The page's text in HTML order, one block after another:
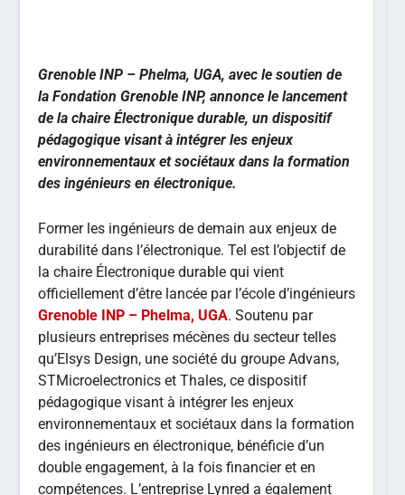
Grenoble INP – Phelma, UGA, avec le soutien de
la Fondation Grenoble INP, annonce lelancement
de la chaire Électronique durable, un dispositif
pédagogique visant à intégrer les enjeux
environnementaux et sociétaux dans la formation
des ingénieurs en électronique.
Former les ingénieurs de demain aux enjeux de
durabilité dans l’électronique. Tel est l’objectif de
la chaire Électronique durable qui vient
officiellement d’être lancée par l’école d’ingénieurs
Grenoble INP – Phelma, UGA. Soutenu par
plusieurs entreprises mécènes du secteur telles
qu’Elsys Design, une société du groupe Advans,
STMicroelectronics et Thales, ce dispositif
pédagogique visant à intégrer les enjeux
environnementaux et sociétaux dans la formation
des ingénieurs en électronique, bénéficie d’un
double engagement, à la fois financier et en
compétences. L’entreprise Lynred a également